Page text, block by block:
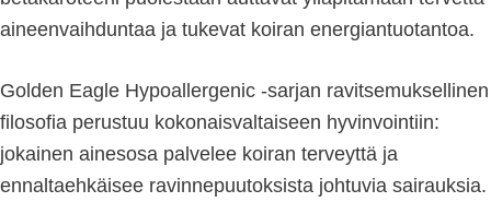
aineenvaihduntaa ja tukevat koiran energiantuotantoa.
Golden Eagle Hypoallergenic -sarjan ravitsemuksellinen
filosofia perustuu kokonaisvaltaiseen hyvinvointiin:
jokainen ainesosa palvelee koiran terveyttä ja
ennaltaehkäisee ravinnepuutoksista johtuvia sairauksia.